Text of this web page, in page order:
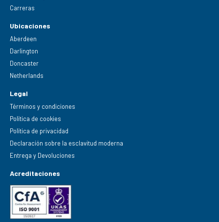
Carreras
Ubicaciones
Aberdeen
Darlington
Doncaster
Netherlands
Legal
Términos y condiciones
Política de cookies
Política de privacidad
Declaración sobre la esclavitud moderna
Entrega y Devoluciones
Acreditaciones